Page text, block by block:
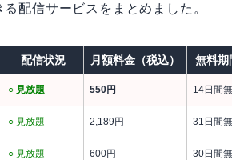
配信サービスをまとめました。
配信状況 月額料金（税込） 無料期間
○ 見放題 550円 14日間無料
○ 見放題 2,189円 31日間無料
○ 見放題 600円 30日間無料